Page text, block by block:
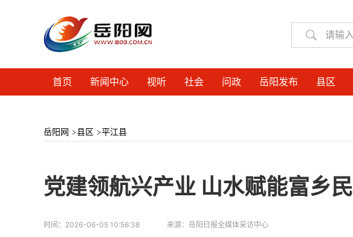
首页 新闻中心 视听 社会 问政 岳阳发布 县区
岳阳网 >县区 >平江县
党建领航兴产业 山水赋能富乡民
时间： 2026-06-05 10:56:38 来源： 岳阳日报全媒体采访中心